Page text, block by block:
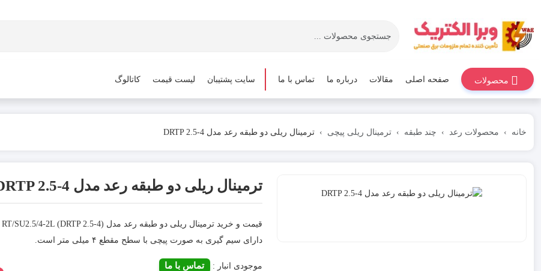
محصولات صفحه اصلی مقالات درباره ما تماس با ما سایت پشتیبان لیست قیمت کاتالوگ
خانه محصولات رعد چند طبقه ترمینال ریلی پیچی ترمینال ریلی دو طبقه رعد مدل DRTP 2.5-4
ترمینال ریلی دو طبقه رعد مدل DRTP 2.5-4
دارای سیم گیری به صورت پیچی با سطح مقطع ۴ میلی متر است.
موجودی انبار : تماس با ما